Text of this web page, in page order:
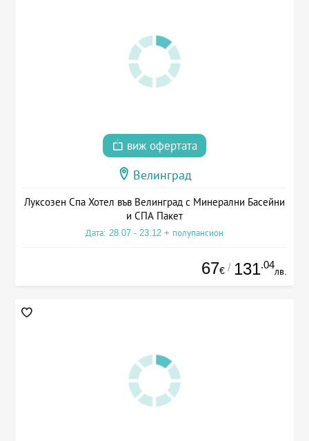
виж офертата
Велинград
Луксозен Спа Хотел във Велинград с Минерални Басейни
и СПА Пакет
Дата: 28.07 - 23.12 + полупансион
67€ / 131.04
лв.